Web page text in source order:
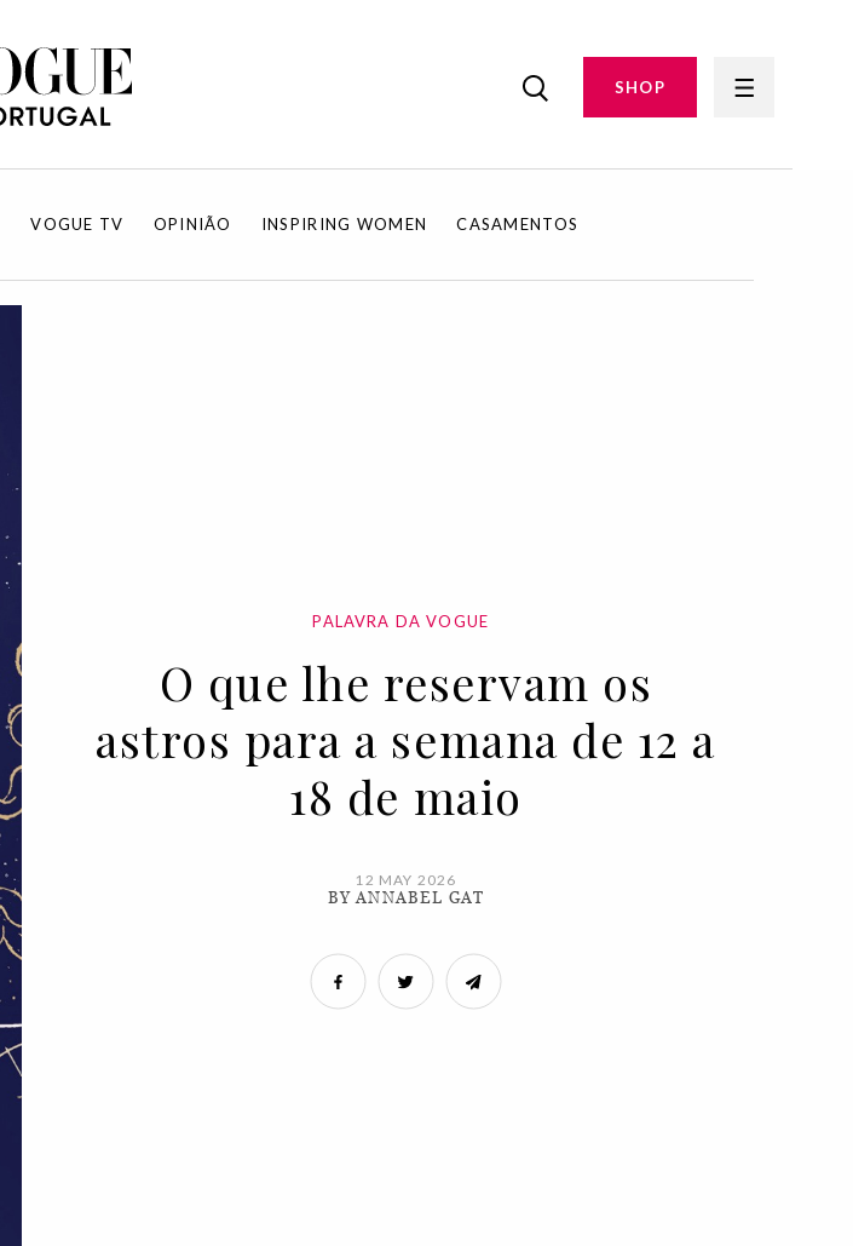
SHOP
VOGUE TV OPINIÃO INSPIRING WOMEN CASAMENTOS
PALAVRA DA VOGUE
O que lhe reservam os
astros para a semana de 12 a
18 de maio
12 MAY 2026
BY ANNABEL GAT